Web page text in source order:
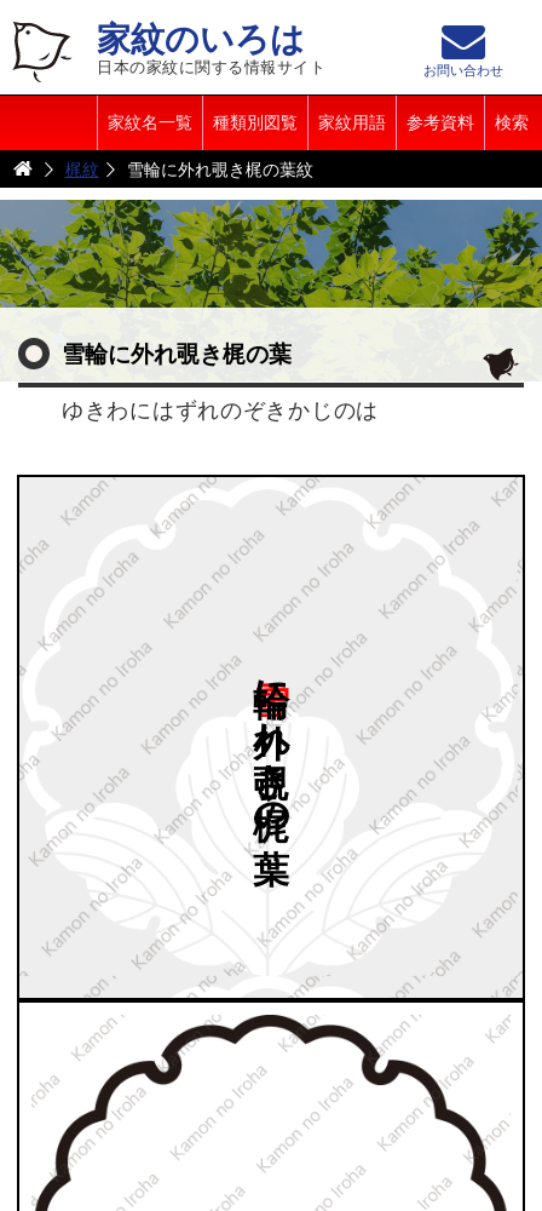
家紋のいろは
日本の家紋に関する情報サイト
家紋名一覧 種類別図覧 家紋用語 参考資料 検索
お問い合わせ
梶紋 雪輪に外れ覗き梶の葉紋
雪輪に外れ覗き梶の葉
ゆきわにはずれのぞきかじのは
葉